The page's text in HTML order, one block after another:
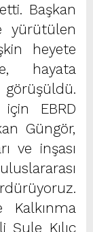
Başkan
yürütülen
heyete
hayata
EBRD
Güngör,
ve inşası
Şule Kılıç